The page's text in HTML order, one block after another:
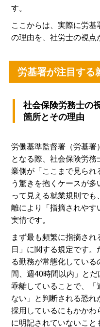
す。
ここからは、実際に労
の理由を、社労士の視点
労基署が注目する
社会保険労務士の
箇所とその理由
労働基準監督署（労基署
となる際、社会保険労
業側が「ここまで見られ
う驚きを抱くケースが
って見える就業規則で
離により「指摘されやす
実情です。
まず最も頻繁に指摘さ
日」に関する規定です。
る勤務が常態化してい
間、週40時間以内」と
乖離していることで、「
ない」と判断される恐れ
採用しているにもかかわ
に明記されていないこと